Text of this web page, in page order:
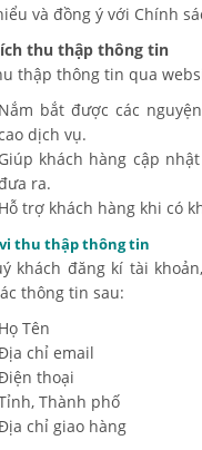
và đồng ý với Chính
thu thập thông tin
thập thông tin qua
Nắm bắt được các
dịch vụ.
Giúp khách hàng cập
ra.
Hỗ trợ khách hàng khi có
thu thập thông tin
khách đăng kí tài
thông tin sau:
Họ Tên
chỉ email
thoại
Thành phố
chỉ giao hàng